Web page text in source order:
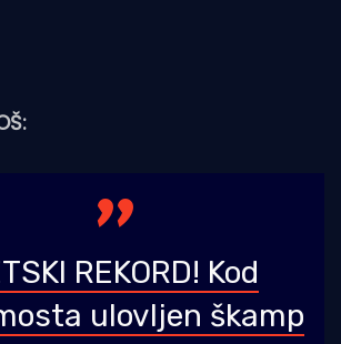
REKORD! Kod
ulovljen škamp